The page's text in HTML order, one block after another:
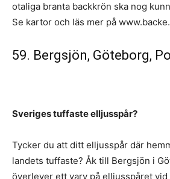
otaliga branta backkrön ska nog
Se kartor och läs mer på
59. Bergsjön, Göteborg,
Sveriges tuffaste elljusspår?
Tycker du att ditt elljusspår där
landets tuffaste? Åk till Bergsjön i
överlever ett varv på elljusspåret vid